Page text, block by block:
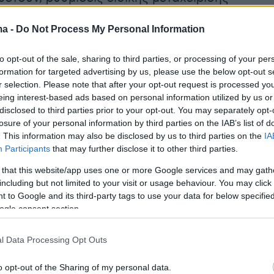
- Do Not Process My Personal Information
opt-out of the sale, sharing to third parties, or processing of your
for targeted advertising by us, please use the below opt-out
selection. Please note that after your opt-out request is processed
interest-based ads based on personal information utilized by us
to third parties prior to your opt-out. You may separately
of your personal information by third parties on the IAB’s list of
This information may also be disclosed by us to third parties on the
Participants that may further disclose it to other third parties.
that this website/app uses one or more Google services and may
but not limited to your visit or usage behaviour. You may
to Google and its third-party tags to use your data for below
consent section.
Data Processing Opt Outs
opt-out of the Sharing of my personal data.
περιπτώσεις φυσικών καταστροφών μεγάλης
την καθημερινότητα μιας ολόκληρης
παράδειγμα αποτελεί η
Μάτι 2018, όπου είχαν ληφθεί έκτακτα μέτρα
ρύθμιση.
από αρμόδιες πηγές, τέτοιου είδους
είναι ad hoc και αφορούν περιπτώσει, στις
μεταβληθεί δραστικά οι συνθήκες
πληγέντων — όπως απώλεια κατοικίας ή
καταστροφές — και όχι μεμονωμένα
όσο σοβαρά και αν είναι για μια